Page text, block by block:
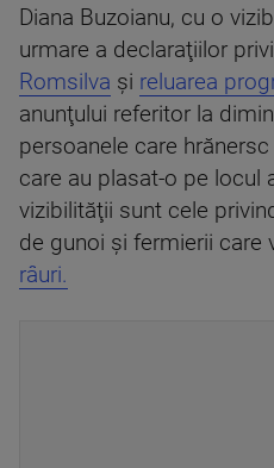
Diana Buzoianu, cu o
urmare a declaraţiilor
Romsilva şi reluarea
anunţului referitor la
persoanele care
care au plasat-o pe locul
vizibilităţii sunt cele
de gunoi şi fermierii care
râuri.